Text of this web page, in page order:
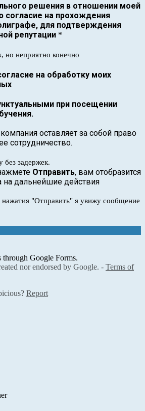
решения в отношении моей
согласие на прохождения
для подтверждения
репутации *
но неприятно конечно
на обработку моих
при посещении
оставляет за собой право
сотрудничество.
задержек.
Отправить, вам отобразится
дальнейшие действия
"Отправить" я увижу сообщение
through Google Forms.
nor endorsed by Google. - Terms of
Report